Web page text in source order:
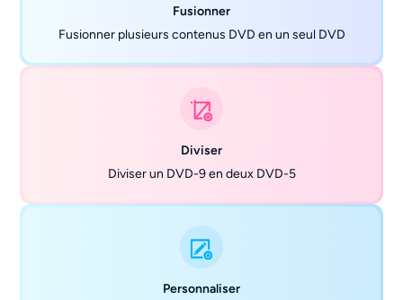
Fusionner
Fusionner plusieurs contenus DVD en un seul DVD
Diviser
Diviser un DVD-9 en deux DVD-5
Personnaliser